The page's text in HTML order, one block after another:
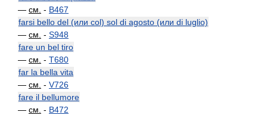
— см. - B467
farsi bello del (или col) sol di agosto (или di luglio)
— см. - S948
fare un bel tiro
— см. - T680
far la bella vita
— см. - V726
fare il bellumore
— см. - B472